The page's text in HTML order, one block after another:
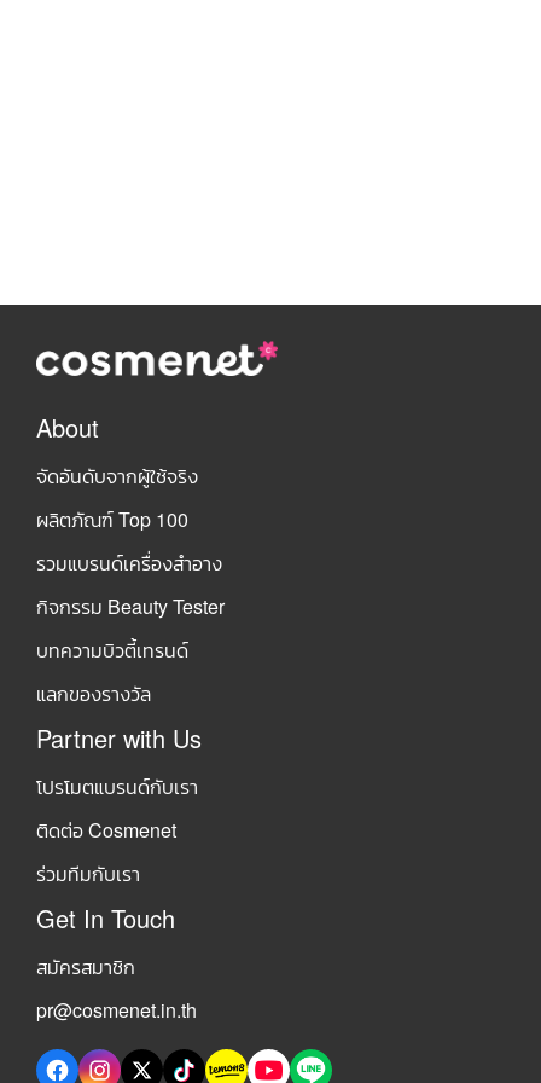
About
จัดอันดับจากผู้ใช้จริง
ผลิตภัณฑ์ Top 100
รวมแบรนด์เครื่องสำอาง
กิจกรรม Beauty Tester
บทความบิวตี้เทรนด์
แลกของรางวัล
Partner with Us
โปรโมตแบรนด์กับเรา
ติดต่อ Cosmenet
ร่วมทีมกับเรา
Get In Touch
สมัครสมาชิก
pr@cosmenet.in.th